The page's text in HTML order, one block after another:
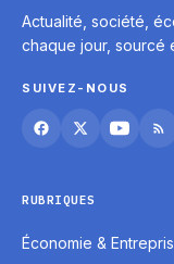
Actualité, société,
chaque jour, sourcé
SUIVEZ-NOUS
RUBRIQUES
Économie &